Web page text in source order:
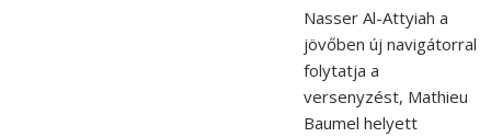
Nasser Al-Attyiah a
jövőben új navigátorral
folytatja a
versenyzést, Mathieu
Baumel helyett